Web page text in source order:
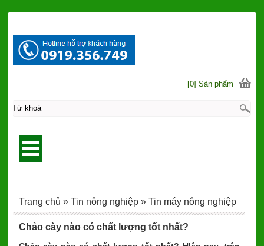
Chảo cày nào có chất lượng tốt nhất?
Trang chủ » Tin nông nghiệp » Tin máy nông nghiệp
[0] Sản phẩm